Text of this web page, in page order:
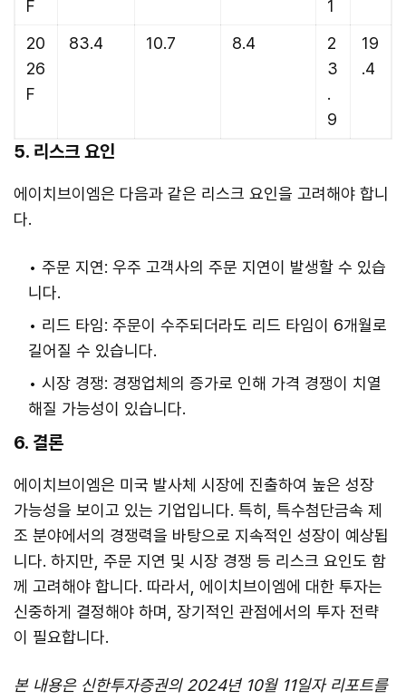
F
1
20
26
F
83.4 10.7 8.4
2
3
.
9
19
.4
5. 리스크 요인
에이치브이엠은 다음과 같은 리스크 요인을 고려해야 합니
다.
주문 지연: 우주 고객사의 주문 지연이 발생할 수 있습
니다.
리드 타임: 주문이 수주되더라도 리드 타임이 6개월로
길어질 수 있습니다.
시장 경쟁: 경쟁업체의 증가로 인해 가격 경쟁이 치열
해질 가능성이 있습니다.
6. 결론
에이치브이엠은 미국 발사체 시장에 진출하여 높은 성장
가능성을 보이고 있는 기업입니다. 특히, 특수첨단금속 제
조 분야에서의 경쟁력을 바탕으로 지속적인 성장이 예상됩
니다. 하지만, 주문 지연 및 시장 경쟁 등 리스크 요인도 함
께 고려해야 합니다. 따라서, 에이치브이엠에 대한 투자는
신중하게 결정해야 하며, 장기적인 관점에서의 투자 전략
이 필요합니다.
본 내용은 신한투자증권의 2024년 10월 11일자 리포트를